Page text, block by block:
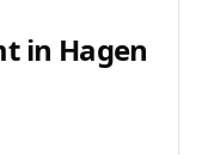
in Hagen